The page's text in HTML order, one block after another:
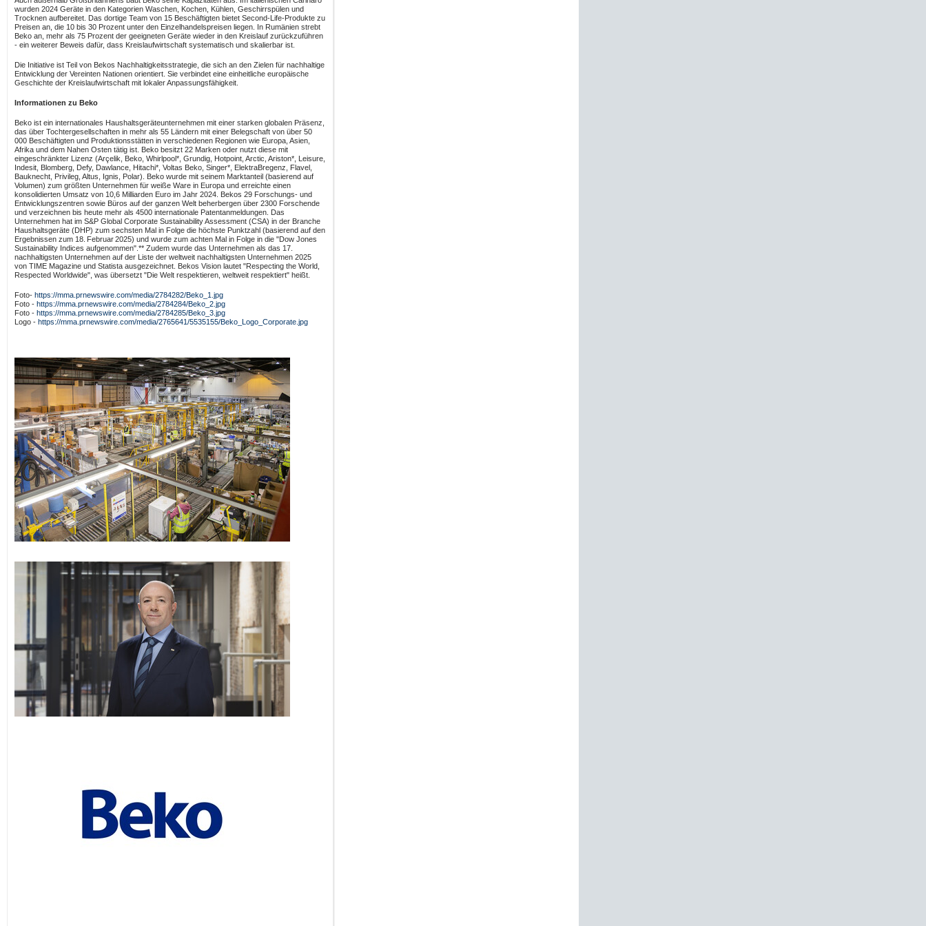
wurden 2024 Geräte in den Kategorien Waschen, Kochen, Kühlen, Geschirrspülen und
Trocknen aufbereitet. Das dortige Team von 15 Beschäftigten bietet Second-Life-Produkte zu
Preisen an, die 10 bis 30 Prozent unter den Einzelhandelspreisen liegen. In Rumänien strebt
Beko an, mehr als 75 Prozent der geeigneten Geräte wieder in den Kreislauf zurückzuführen
- ein weiterer Beweis dafür, dass Kreislaufwirtschaft systematisch und skalierbar ist.
Die Initiative ist Teil von Bekos Nachhaltigkeitsstrategie, die sich an den Zielen für nachhaltige
Entwicklung der Vereinten Nationen orientiert. Sie verbindet eine einheitliche europäische
Geschichte der Kreislaufwirtschaft mit lokaler Anpassungsfähigkeit.
Informationen zu Beko
Beko ist ein internationales Haushaltsgeräteunternehmen mit einer starken globalen Präsenz,
das über Tochtergesellschaften in mehr als 55 Ländern mit einer Belegschaft von über 50
000 Beschäftigten und Produktionsstätten in verschiedenen Regionen wie Europa, Asien,
Afrika und dem Nahen Osten tätig ist. Beko besitzt 22 Marken oder nutzt diese mit
eingeschränkter Lizenz (Arçelik, Beko, Whirlpool*, Grundig, Hotpoint, Arctic, Ariston*, Leisure,
Indesit, Blomberg, Defy, Dawlance, Hitachi*, Voltas Beko, Singer*, ElektraBregenz, Flavel,
Bauknecht, Privileg, Altus, Ignis, Polar). Beko wurde mit seinem Marktanteil (basierend auf
Volumen) zum größten Unternehmen für weiße Ware in Europa und erreichte einen
konsolidierten Umsatz von 10,6 Milliarden Euro im Jahr 2024. Bekos 29 Forschungs- und
Entwicklungszentren sowie Büros auf der ganzen Welt beherbergen über 2300 Forschende
und verzeichnen bis heute mehr als 4500 internationale Patentanmeldungen. Das
Unternehmen hat im S&P Global Corporate Sustainability Assessment (CSA) in der Branche
Haushaltsgeräte (DHP) zum sechsten Mal in Folge die höchste Punktzahl (basierend auf den
Ergebnissen zum 18. Februar 2025) und wurde zum achten Mal in Folge in die "Dow Jones
Sustainability Indices aufgenommen".** Zudem wurde das Unternehmen als das 17.
nachhaltigsten Unternehmen auf der Liste der weltweit nachhaltigsten Unternehmen 2025
von TIME Magazine und Statista ausgezeichnet. Bekos Vision lautet "Respecting the World,
Respected Worldwide", was übersetzt "Die Welt respektieren, weltweit respektiert" heißt.
Foto- https://mma.prnewswire.com/media/2784282/Beko_1.jpg
Foto - https://mma.prnewswire.com/media/2784284/Beko_2.jpg
Foto - https://mma.prnewswire.com/media/2784285/Beko_3.jpg
Logo - https://mma.prnewswire.com/media/2765641/5535155/Beko_Logo_Corporate.jpg